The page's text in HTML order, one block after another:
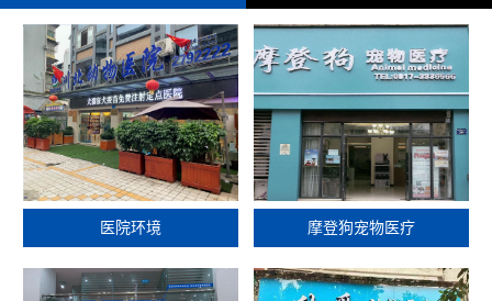
医院环境 摩登狗宠物医疗